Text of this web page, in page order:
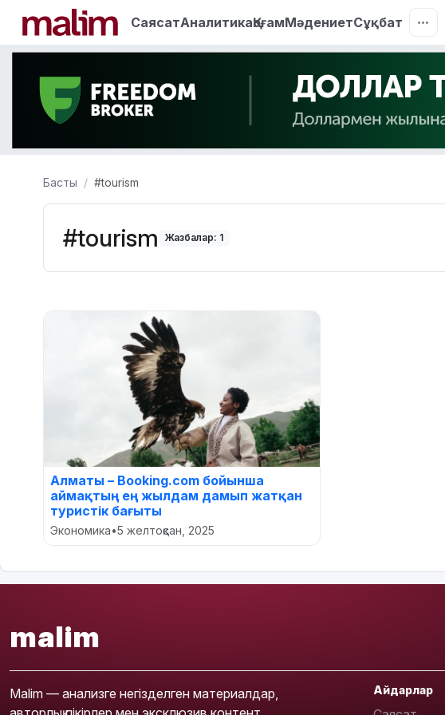
СаясатАналитикаҚоғамМәдениетСұқбат
Басты #tourism
#tourism Жазбалар: 1
Алматы – Booking.com бойынша
аймақтың ең жылдам дамып жатқан
туристік бағыты
Экономика•5 желтоқсан, 2025
malim
Malim — анализге негізделген материалдар,
Айдарлар